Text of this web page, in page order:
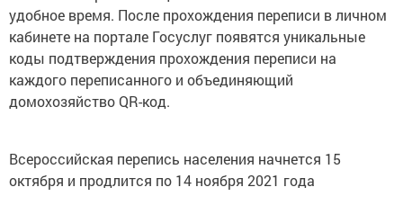
удобное время. После прохождения переписи в личном
кабинете на портале Госуслуг появятся уникальные
коды подтверждения прохождения переписи на
каждого переписанного и объединяющий
домохозяйство QR-код.
Всероссийская перепись населения начнется 15
октября и продлится по 14 ноября 2021 года